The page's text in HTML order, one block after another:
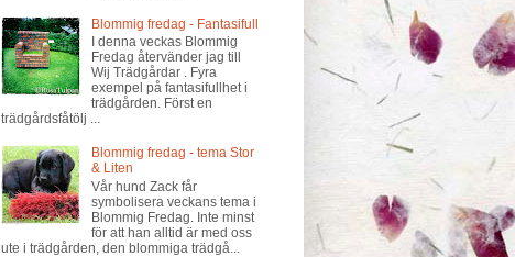
Blommig fredag - Fantasifull
I denna veckas Blommig
Fredag återvänder jag till
Wij Trädgårdar . Fyra
exempel på fantasifullhet i
trädgården. Först en
trädgårdsfåtölj ...
Blommig fredag - tema Stor
& Liten
Vår hund Zack får
symbolisera veckans tema i
Blommig Fredag. Inte minst
för att han alltid är med oss
ute i trädgården, den blommiga trädgå...